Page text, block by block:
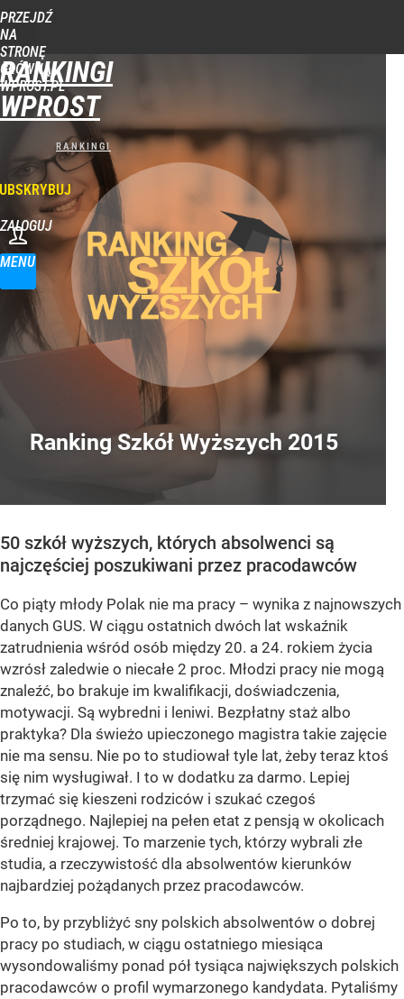
PRZEJDŹ
NA
STRONĘ
GŁÓWNĄ
WPROST.PL
RANKINGI
WPROST
ZALOGUJ
MENU
Ranking Szkół Wyższych 2015
50 szkół wyższych, których absolwenci są
najczęściej poszukiwani przez pracodawców
Co piąty młody Polak nie ma pracy – wynika z najnowszych
danych GUS. W ciągu ostatnich dwóch lat wskaźnik
zatrudnienia wśród osób między 20. a 24. rokiem życia
wzrósł zaledwie o niecałe 2 proc. Młodzi pracy nie mogą
znaleźć, bo brakuje im kwalifikacji, doświadczenia,
motywacji. Są wybredni i leniwi. Bezpłatny staż albo
praktyka? Dla świeżo upieczonego magistra takie zajęcie
nie ma sensu. Nie po to studiował tyle lat, żeby teraz ktoś
się nim wysługiwał. I to w dodatku za darmo. Lepiej
trzymać się kieszeni rodziców i szukać czegoś
porządnego. Najlepiej na pełen etat z pensją w okolicach
średniej krajowej. To marzenie tych, którzy wybrali złe
studia, a rzeczywistość dla absolwentów kierunków
najbardziej pożądanych przez pracodawców.
Po to, by przybliżyć sny polskich absolwentów o dobrej
pracy po studiach, w ciągu ostatniego miesiąca
wysondowaliśmy ponad pół tysiąca największych polskich
pracodawców o profil wymarzonego kandydata. Pytaliśmy